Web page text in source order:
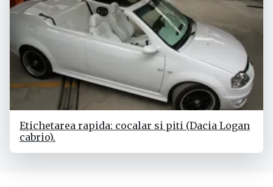
Etichetarea rapida: cocalar si piti (Dacia Logan
cabrio).